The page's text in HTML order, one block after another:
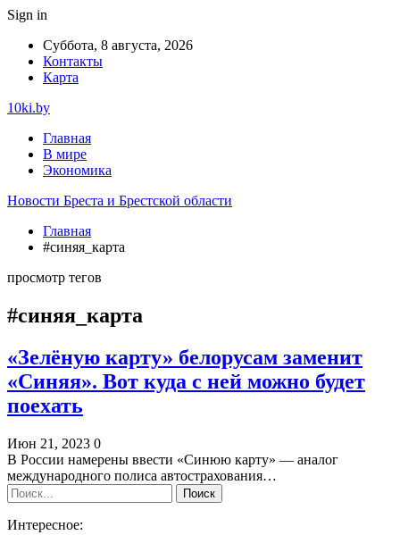
Sign in
Суббота, 8 августа, 2026
Контакты
Карта
10ki.by
Главная
В мире
Экономика
Новости Бреста и Брестской области
Главная
#синяя_карта
просмотр тегов
#синяя_карта
«Зелёную карту» белорусам заменит
«Синяя». Вот куда с ней можно будет
поехать
Июн 21, 2023 0
В России намерены ввести «Синюю карту» — аналог
международного полиса автострахования…
Интересное: